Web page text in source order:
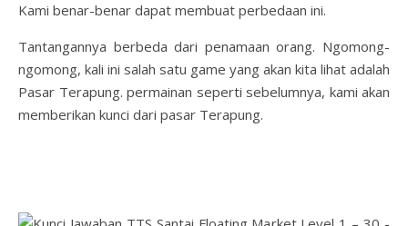
Kami benar-benar dapat membuat perbedaan ini.
Tantangannya berbeda dari penamaan orang. Ngomong-
ngomong, kali ini salah satu game yang akan kita lihat adalah
Pasar Terapung. permainan seperti sebelumnya, kami akan
memberikan kunci dari pasar Terapung.